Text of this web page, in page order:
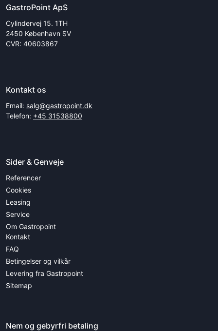
GastroPoint ApS
Cylindervej 15. 1TH
2450 København SV
CVR: 40603867
Kontakt os
Email: salg@gastropoint.dk
Telefon: +45 31538800
Sider & Genveje
Referencer
Cookies
Leasing
Service
Om Gastropoint
Kontakt
FAQ
Betingelser og vilkår
Levering fra Gastropoint
Sitemap
Nem og gebyrfri betaling